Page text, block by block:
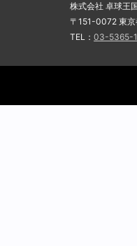
株式会社 卓球王
〒151-0072 東
TEL： 03-5365-